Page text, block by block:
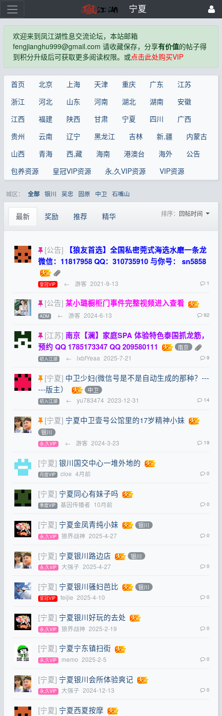
宁夏
欢迎来到凤江湖性息交流论坛，本站邮箱
fengjianghu999@gmail.com 请收藏保存，分享有价值的帖子得
到积分升级后可获取更多阅读权限。或点击此处购买VIP
首页 北京 上海 天津 重庆 广东
江苏
浙江
河北 山东 河南 湖北 湖南
安徽
江西
福建 陕西 甘肃 宁夏 四川
广西
贵州
云南 辽宁 黑龙江 吉林 新,疆
内蒙古
山西
青海 西,藏 海南 港澳台 海外
公告
包养资源
皇冠VIP资源 永,久VIP资源 VIP资源
城区： 全部 银川 吴忠 固原 中卫 石嘴山
最新 奖励 推荐 精华 排序： 回帖时间
[公告]
【狼友首选】全国私密莞式海选水磨一条龙
微信：11817958 QQ：310735910 与你号： sn5858
皇冠VIP ← 游客 2021-9-13 1
[公告] 某小璐橱柜门事件完整视频进入查看
ADM ← 游客 2024-6-13 92
[江苏] 南京【澜】家庭SPA 体验特色泰国抓龙筋，
预约 QQ 1785173347 QQ 209580111
南京
初入江湖 ← lxbfYeaa 2025-7-21 9
[宁夏] 中卫少妇(微信号是不是自动生成的那种？---
---版主）
中卫
初入江湖 ← yu783474 2023-12-31 14
[宁夏] 宁夏中卫壹号公馆里的17岁精神小妹
银川
永,久VIP ← 游客 2024-3-23 19
[宁夏] 银川国交中心一堆外地的
月度VIP cloe 4月前 0
[宁夏] 宁夏同心有妹子吗
季度VIP 基因传播者 10月前 0
[宁夏] 宁夏金凤青纯小妹 银川
永,久VIP 狼界战神 2025-4-27 0
[宁夏] 宁夏银川路边店 银川
永,久VIP 大强子 2025-4-27 0
[宁夏] 宁夏银川骚妇芭比 银川
皇冠VIP feijie 2025-4-10 0
[宁夏] 宁夏银川好玩的去处
永,久VIP 狼界战神 2025-2-19 0
[宁夏] 宁夏宁东镇扫街
永,久VIP memo 2025-2-5 0
[宁夏] 宁夏银川会所体验爽记
永,久VIP 大强子 2024-12-13 0
[宁夏] 宁夏西夏按摩